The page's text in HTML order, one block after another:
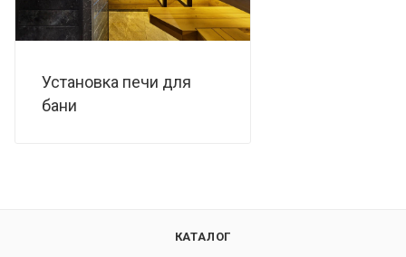
Установка печи для
бани
КАТАЛОГ